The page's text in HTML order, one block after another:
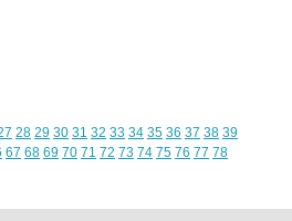
28 29 30 31 32 33 34 35 36 37 38 39
67 68 69 70 71 72 73 74 75 76 77 78